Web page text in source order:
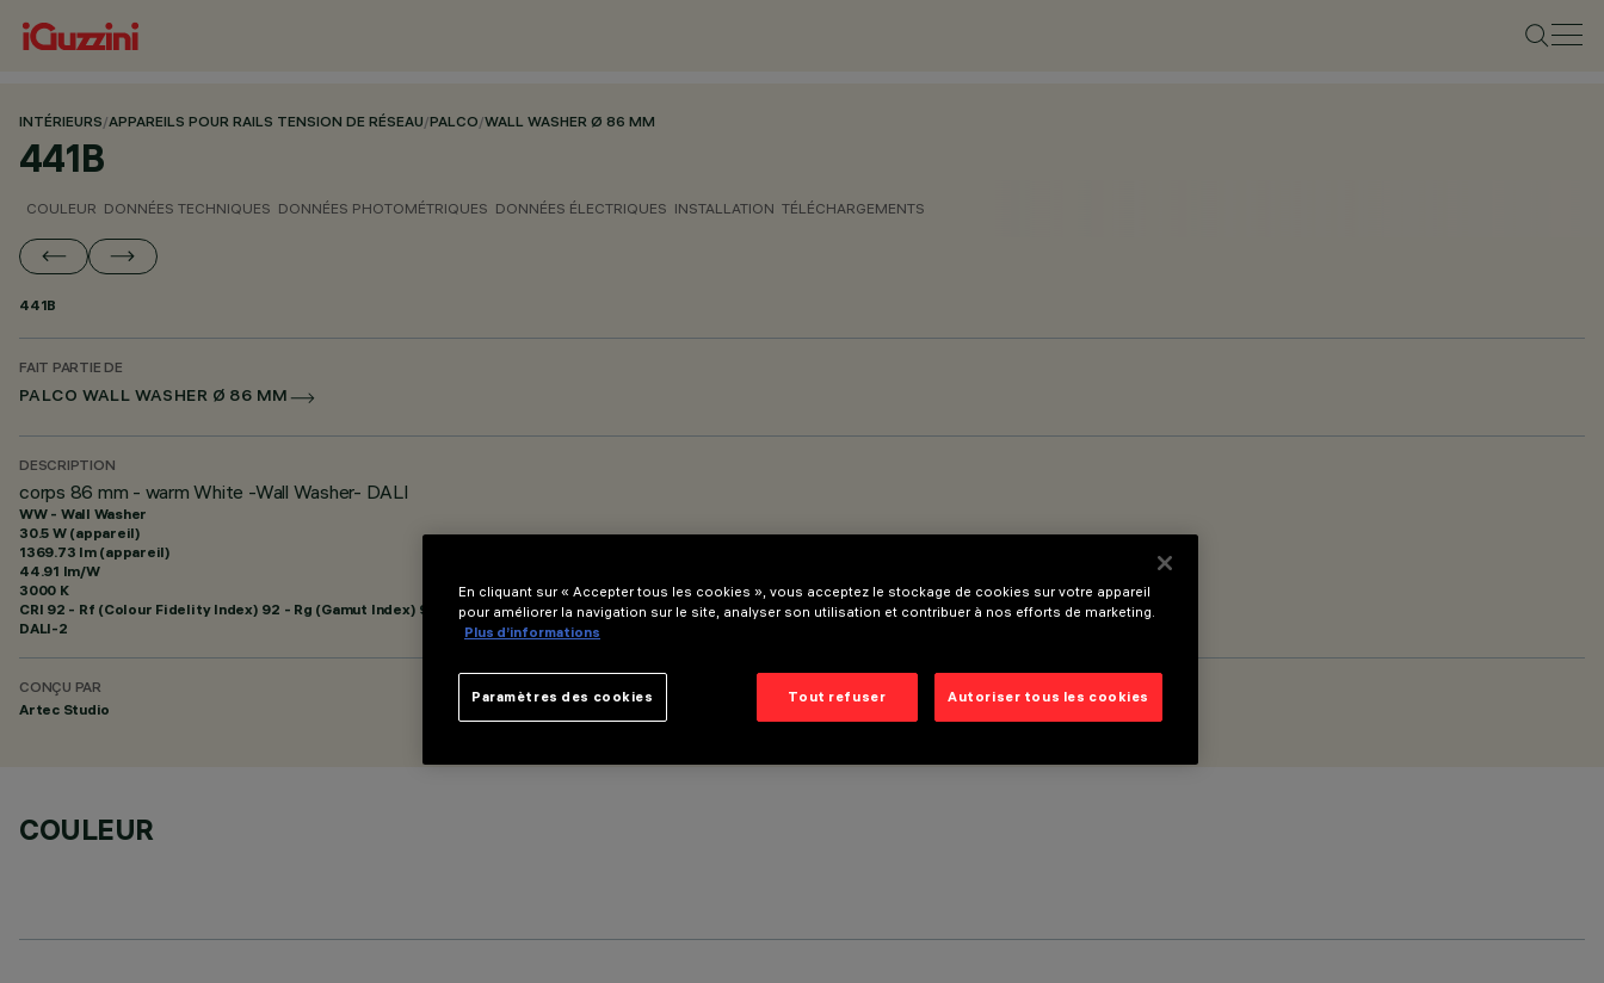
INTÉRIEURS/APPAREILS POUR RAILS TENSION DE RÉSEAU/PALCO/WALL WASHER Ø 86 MM
441B
COULEUR DONNÉES TECHNIQUES DONNÉES PHOTOMÉTRIQUES DONNÉES ÉLECTRIQUES INSTALLATION TÉLÉCHARGEMENTS
441B
FAIT PARTIE DE
PALCO WALL WASHER Ø 86 MM
DESCRIPTION
corps 86 mm - warm White -Wall Washer- DALI
WW - Wall Washer
30.5 W (appareil)
1369.73 lm (appareil)
44.91 lm/W
3000 K
CRI 92 - Rf (Colour Fidelity Index) 92 - Rg (Gamut Index) 99
DALI-2
CONÇU PAR
Artec Studio
COULEUR
En cliquant sur « Accepter tous les cookies », vous acceptez le stockage de cookies sur votre appareil
pour améliorer la navigation sur le site, analyser son utilisation et contribuer à nos efforts de marketing.
Plus d’informations
Tout refuser Autoriser tous les cookies
Paramètres des cookies